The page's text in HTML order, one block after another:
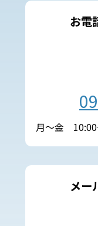
お電
月～金
メー